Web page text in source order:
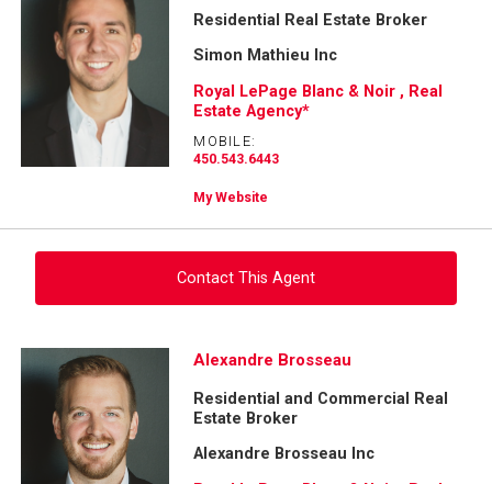
Residential Real Estate Broker
Simon Mathieu Inc
Royal LePage Blanc & Noir , Real
Estate Agency*
MOBILE:
450.543.6443
My Website
Contact This Agent
Ask about this property
Alexandre Brosseau
Residential and Commercial Real
Estate Broker
Alexandre Brosseau Inc